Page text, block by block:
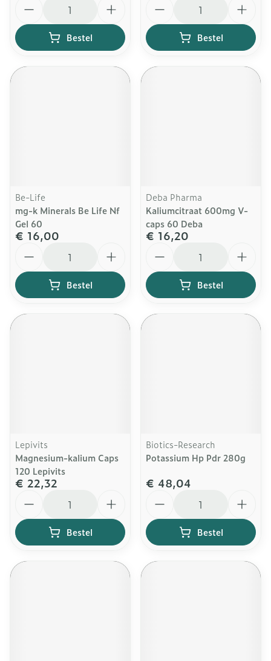
Bestel Bestel
Be-Life
mg-k Minerals Be Life Nf
Gel 60
€ 16,00
Bestel
Deba Pharma
Kaliumcitraat 600mg V-
caps 60 Deba
€ 16,20
Bestel
Lepivits
Magnesium-kalium Caps
120 Lepivits
€ 22,32
Bestel
Biotics-Research
Potassium Hp Pdr 280g
€ 48,04
Bestel